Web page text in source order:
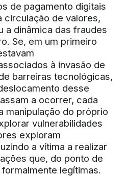
de pagamento digitais
circulação de valores,
a dinâmica das fraudes
Se, em um primeiro
à invasão de
barreiras tecnológicas,
desse
a ocorrer, cada
manipulação do próprio
vulnerabilidades
exploram
a vítima a realizar
que, do ponto de
legítimas.